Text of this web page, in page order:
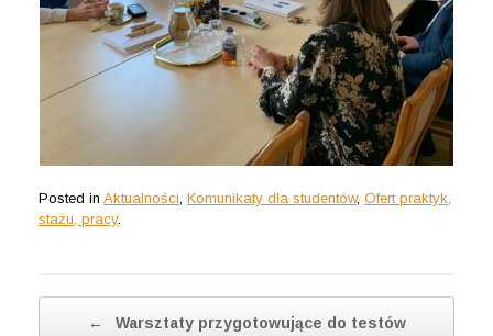
Posted in Aktualności, Komunikaty dla studentów, Ofert praktyk,
stażu, pracy.
←
Warsztaty przygotowujące do testów